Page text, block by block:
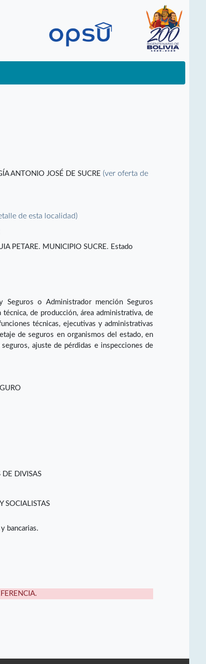
ANTONIO JOSÉ DE SUCRE(ver oferta de
de esta localidad)
PETARE. MUNICIPIO SUCRE. Estado
Seguros o Administrador mención Seguros
de producción, área administrativa, de
técnicas, ejecutivas y administrativas
de seguros en organismos del estado, en
ajuste de pérdidas e inspecciones de
DE DIVISAS
SOCIALISTAS
bancarias.